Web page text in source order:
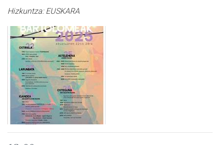
Hizkuntza:EUSKARA